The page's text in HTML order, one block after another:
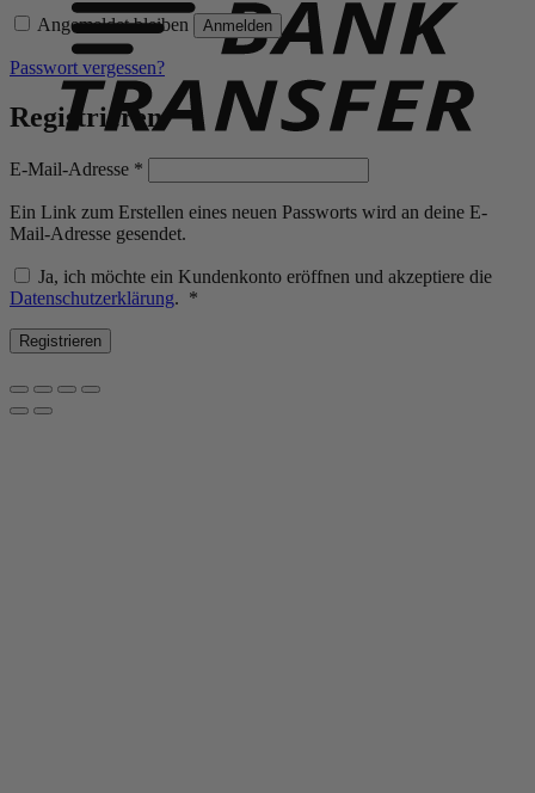
Angemeldet bleiben Anmelden
Passwort vergessen?
Registrieren
E-Mail-Adresse *
Ein Link zum Erstellen eines neuen Passworts wird an deine E-
Mail-Adresse gesendet.
Ja, ich möchte ein Kundenkonto eröffnen und akzeptiere die
Datenschutzerklärung. *
Registrieren